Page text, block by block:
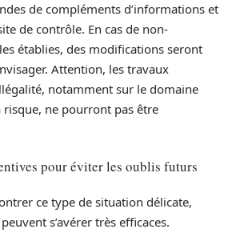
de compléments d’informations et
de contrôle. En cas de non-
établies, des modifications seront
Attention, les travaux
notamment sur le domaine
risque, ne pourront pas être
pour éviter les oublis futurs
ce type de situation délicate,
s’avérer très efficaces.